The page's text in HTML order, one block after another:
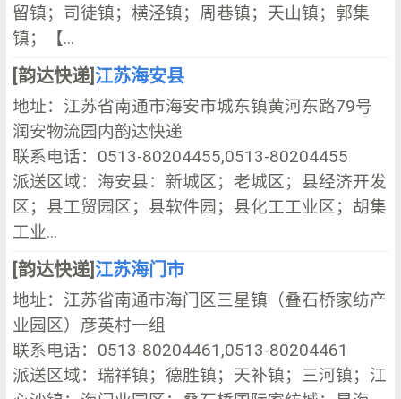
留镇；司徒镇；横泾镇；周巷镇；天山镇；郭集
镇；【...
[韵达快递] 江苏海安县
地址：江苏省南通市海安市城东镇黄河东路79号
润安物流园内韵达快递
联系电话：0513-80204455,0513-80204455
派送区域：海安县：新城区；老城区；县经济开发
区；县工贸园区；县软件园；县化工工业区；胡集
工业...
[韵达快递] 江苏海门市
地址：江苏省南通市海门区三星镇（叠石桥家纺产
业园区）彦英村一组
联系电话：0513-80204461,0513-80204461
派送区域：瑞祥镇；德胜镇；天补镇；三河镇；江